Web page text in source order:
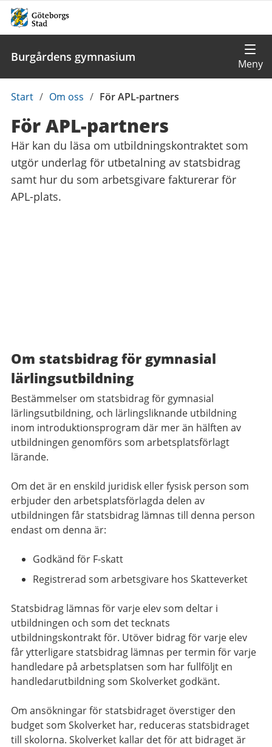
Burgårdens gymnasium
Du
här:
Start / Om oss / För APL-partners
För APL-partners
Här kan du läsa om utbildningskontraktet som
utgör underlag för utbetalning av statsbidrag
samt hur du som arbetsgivare fakturerar för
APL-plats.
Om statsbidrag för gymnasial
lärlingsutbildning
Bestämmelser om statsbidrag för gymnasial
lärlingsutbildning, och lärlingsliknande utbildning
inom introduktionsprogram där mer än hälften av
utbildningen genomförs som arbetsplatsförlagt
lärande.
Om det är en enskild juridisk eller fysisk person som
erbjuder den arbetsplatsförlagda delen av
utbildningen får statsbidrag lämnas till denna person
endast om denna är:
Godkänd för F-skatt
Registrerad som arbetsgivare hos Skatteverket
Statsbidrag lämnas för varje elev som deltar i
utbildningen och som det tecknats
utbildningskontrakt för. Utöver bidrag för varje elev
får ytterligare statsbidrag lämnas per termin för varje
handledare på arbetsplatsen som har fullföljt en
handledarutbildning som Skolverket godkänt.
Om ansökningar för statsbidraget överstiger den
budget som Skolverket har, reduceras statsbidraget
till skolorna. Skolverket kallar det för att bidraget är